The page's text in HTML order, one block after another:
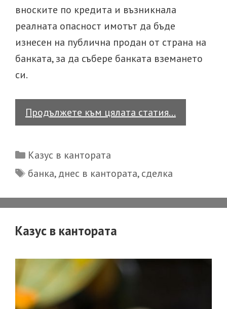
вноските по кредита и възникнала
реалната опасност имотът да бъде
изнесен на публична продан от страна на
банката, за да събере банката вземането
си.
Продължете към цялата статия…
в
Categories
Казус в кантората
Tags
банка,днес в кантората,сделка
Казус в кантората